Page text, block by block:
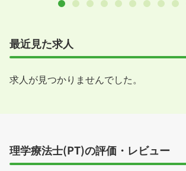
最近見た求人
求人が見つかりませんでした。
理学療法士(PT)の評価・レビュー